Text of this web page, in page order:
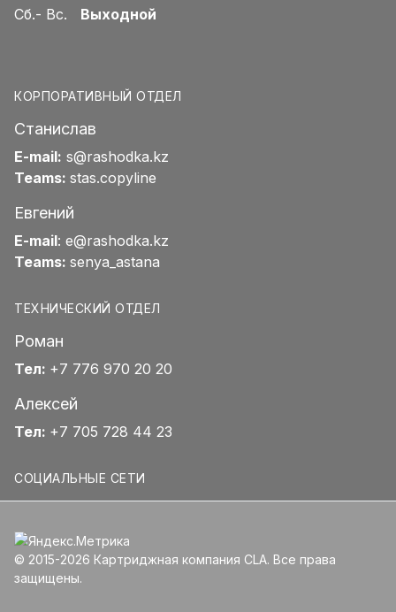
Сб.- Вс. Выходной
КОРПОРАТИВНЫЙ ОТДЕЛ
Станислав
E-mail: s@rashodka.kz
Teams: stas.copyline
Евгений
E-mail: e@rashodka.kz
Teams: senya_astana
ТЕХНИЧЕСКИЙ ОТДЕЛ
Роман
Тел: +7 776 970 20 20
Алексей
Тел: +7 705 728 44 23
СОЦИАЛЬНЫЕ СЕТИ
© 2015-2026 Картриджная компания CLA. Все права
защищены.